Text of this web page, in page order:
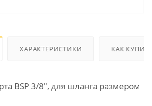
ХАРАКТЕРИСТИКИ КАК
BSP 3/8", для шланга размером